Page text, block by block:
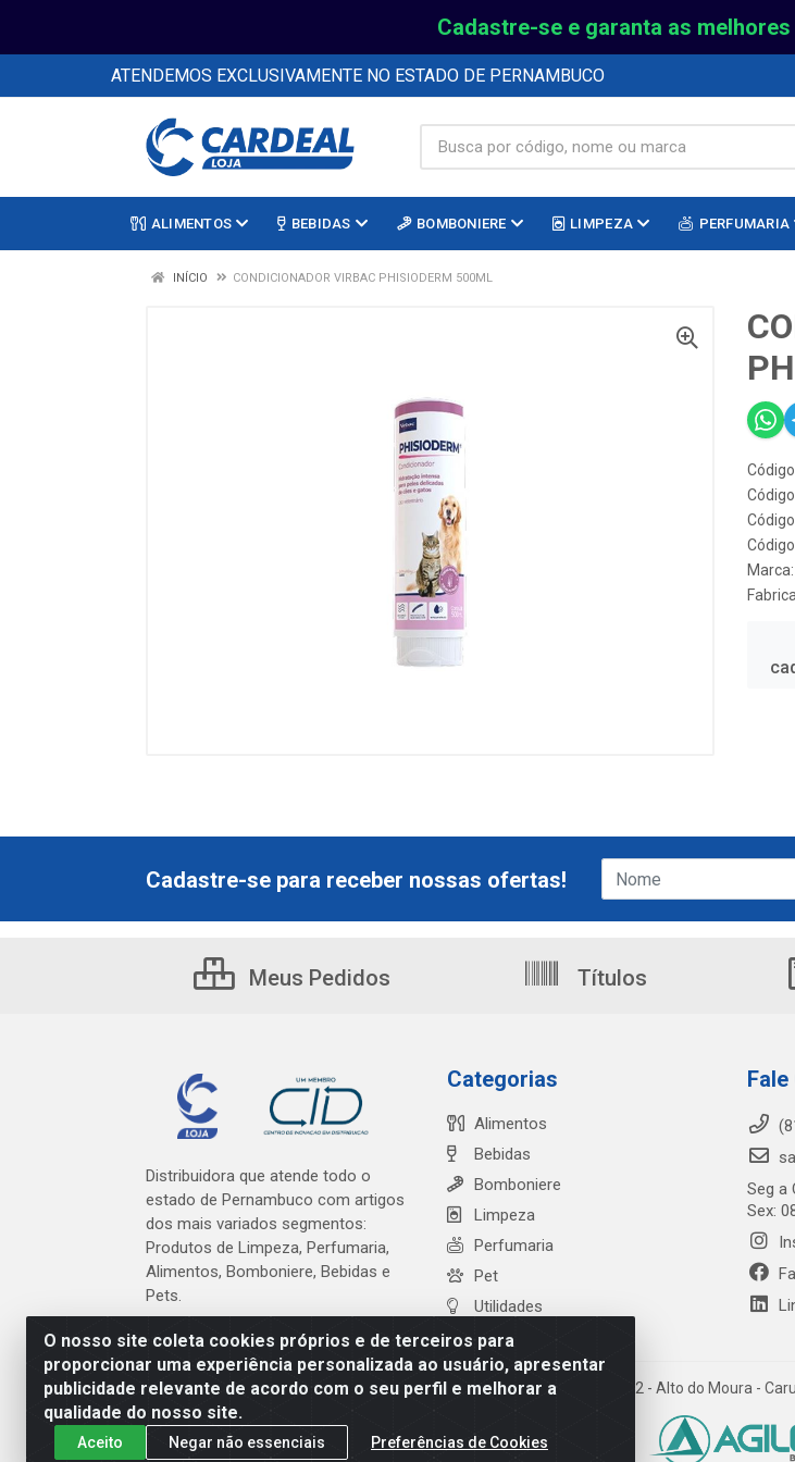
Cadastre-se e garanta as
ATENDEMOS EXCLUSIVAMENTE NO ESTADO DE PERNAMBUCO
ALIMENTOS BEBIDAS BOMBONIERE LIMPEZA PERFUMARIA
INÍCIO CONDICIONADOR VIRBAC PHISIODERM 500ML
Marca:
O nosso site coleta cookies próprios e de terceiros para
proporcionar uma experiência personalizada ao usuário, apresentar
publicidade relevante de acordo com o seu perfil e melhorar a
qualidade do nosso site.
Aceito Negar não essenciais Preferências de Cookies
Cadastre-se para receber nossas ofertas!
Meus Pedidos Títulos
Distribuidora que atende todo o
estado de Pernambuco com artigos
dos mais variados segmentos:
Produtos de Limpeza, Perfumaria,
Alimentos, Bomboniere, Bebidas e
Pets.
Categorias
Alimentos
Bebidas
Bomboniere
Limpeza
Perfumaria
Pet
Utilidades
Seg a
Sex:
Cardeal Distribuidora - Estrada Alto do Moura, 582 - Alto do Moura -